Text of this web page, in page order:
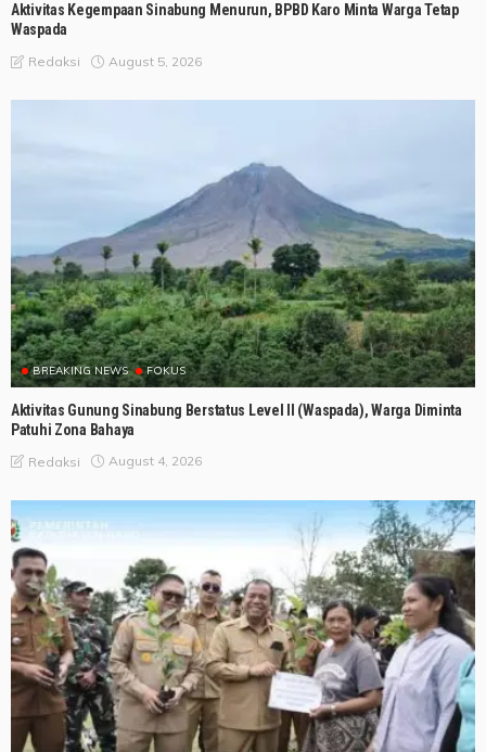
Aktivitas Kegempaan Sinabung Menurun, BPBD Karo Minta Warga Tetap
Waspada
Redaksi August 5, 2026
BREAKING NEWS FOKUS
Aktivitas Gunung Sinabung Berstatus Level II (Waspada), Warga Diminta
Patuhi Zona Bahaya
Redaksi August 4, 2026